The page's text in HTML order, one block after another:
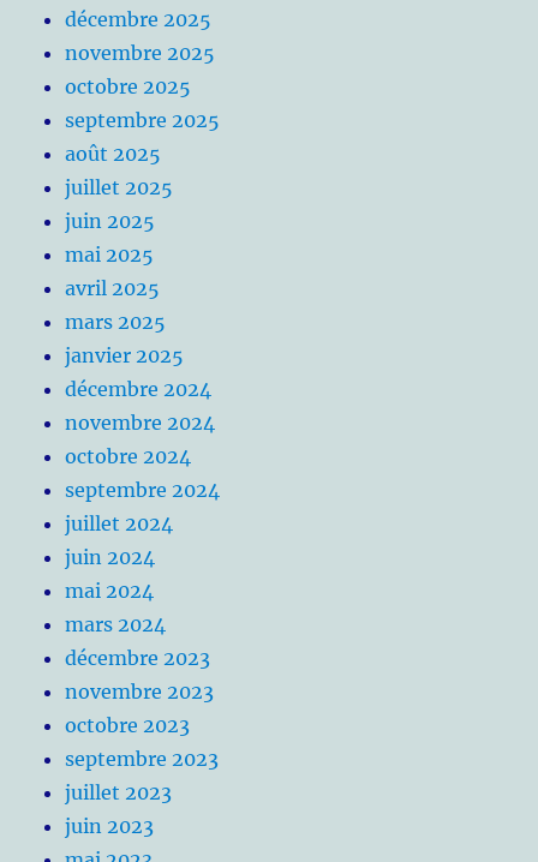
décembre 2025
novembre 2025
octobre 2025
septembre 2025
août 2025
juillet 2025
juin 2025
mai 2025
avril 2025
mars 2025
janvier 2025
décembre 2024
novembre 2024
octobre 2024
septembre 2024
juillet 2024
juin 2024
mai 2024
mars 2024
décembre 2023
novembre 2023
octobre 2023
septembre 2023
juillet 2023
juin 2023